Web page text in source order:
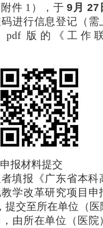
件 1），于 9月 27
进行信息登记（需
版的《工作
申报材料提交
填报《广东省本科
学改革研究项目申
提交至所在单位（医
由所在单位（医院